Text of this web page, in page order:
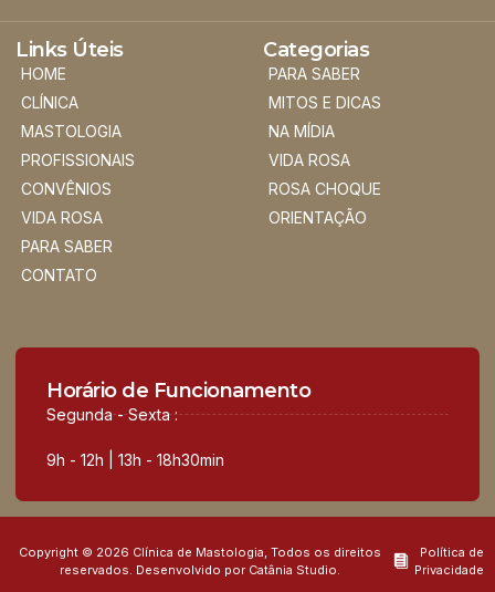
Links Úteis
HOME
CLÍNICA
MASTOLOGIA
PROFISSIONAIS
CONVÊNIOS
VIDA ROSA
PARA SABER
CONTATO
Categorias
PARA SABER
MITOS E DICAS
NA MÍDIA
VIDA ROSA
ROSA CHOQUE
ORIENTAÇÃO
Horário de Funcionamento
Segunda - Sexta :
9h - 12h | 13h - 18h30min
Copyright © 2026 Clínica de Mastologia, Todos os direitos
reservados. Desenvolvido por Catânia Studio.
Política de
Privacidade